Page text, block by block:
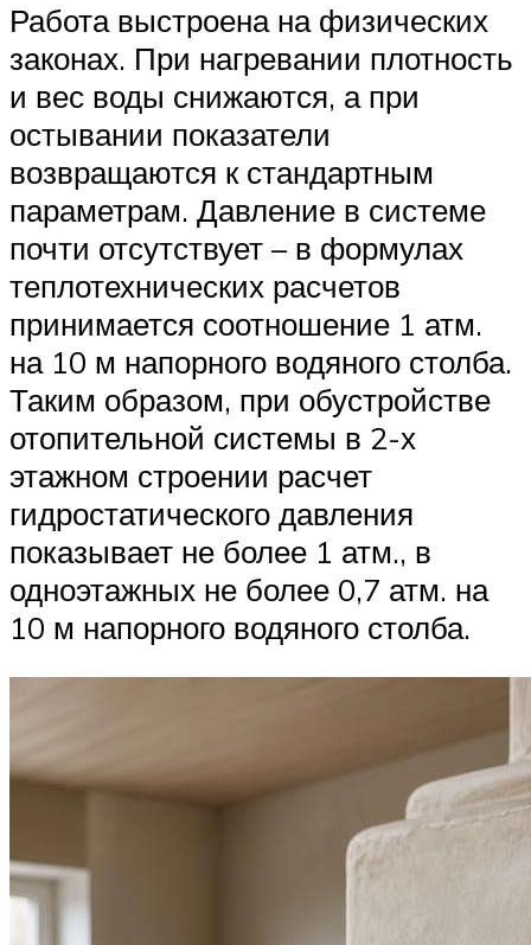
Работа выстроена на физических
законах. При нагревании плотность
и вес воды снижаются, а при
остывании показатели
возвращаются к стандартным
параметрам. Давление в системе
почти отсутствует – в формулах
теплотехнических расчетов
принимается соотношение 1 атм.
на 10 м напорного водяного столба.
Таким образом, при обустройстве
отопительной системы в 2-х
этажном строении расчет
гидростатического давления
показывает не более 1 атм., в
одноэтажных не более 0,7 атм. на
10 м напорного водяного столба.